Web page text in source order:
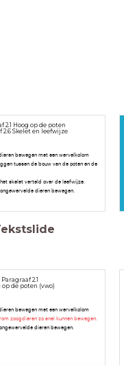
2.1 Hoog op de poten
2.6 Skelet en leefwijze
bewegen met een wervelkolom
tussen de bouw van de poten en de
skelet verteld over de leefwijze.
dieren bewegen.
Paragraaf 2.1
op de poten (vwo)
bewegen met een wervelkolom
zoogdieren zo snel kunnen bewegen.
dieren bewegen.